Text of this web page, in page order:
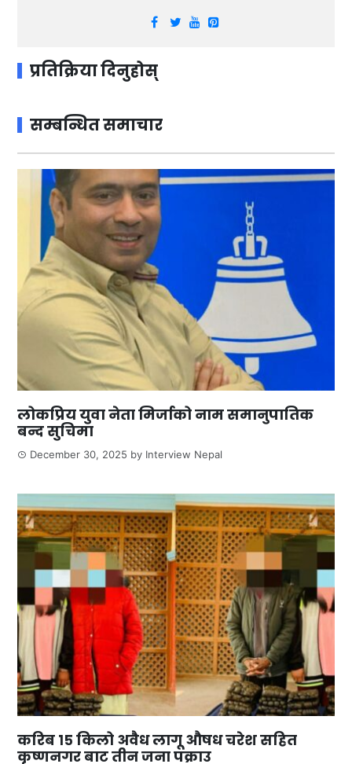
प्रतिक्रिया दिनुहोस्
सम्बन्धित समाचार
लोकप्रिय युवा नेता मिर्जाको नाम समानुपातिक
बन्द सुचिमा
December 30, 2025 by Interview Nepal
करिब १५ किलो अवैध लागू औषध चरेश सहित
कृष्णनगर बाट तीन जना पक्राउ